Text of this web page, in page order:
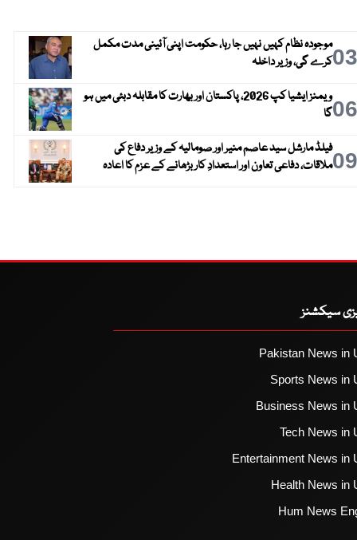
03موجودہ نظام کہیں نہیں جا رہا، حکومت اپنی آئینی مدت مکمل
کرے گی، وزیر داخلہ
06
ویمنز ایشیا کپ 2026، پاکستان اور بھارت کا مقابلہ دبئی میں ہو
گا
09فیلڈ مارشل سید عاصم منیر اور صومالیہ کے وزیر دفاع کی
ملاقات، دفاعی تعاون اور استعدادِ کار بڑھانے کے عزم کا اعادہ
سیکشنز
Pakistan News in
Sports News in
Business News in
Tech News in
Entertainment News in
Health News in
Hum News